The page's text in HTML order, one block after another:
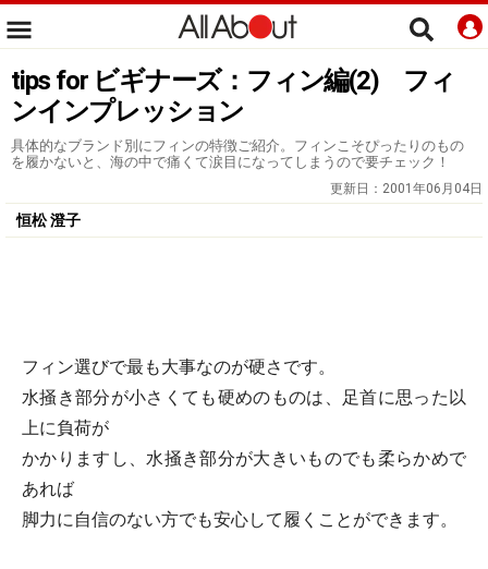
tips for ビギナーズ：フィン編(2) フィ
ンインプレッション
具体的なブランド別にフィンの特徴ご紹介。フィンこそぴったりのもの
を履かないと、海の中で痛くて涙目になってしまうので要チェック！
更新日： 2001年06月04日
恒松 澄子
フィン選びで最も大事なのが硬さです。
水掻き部分が小さくても硬めのものは、足首に思った以
上に負荷が
かかりますし、水掻き部分が大きいものでも柔らかめで
あれば
脚力に自信のない方でも安心して履くことができます。